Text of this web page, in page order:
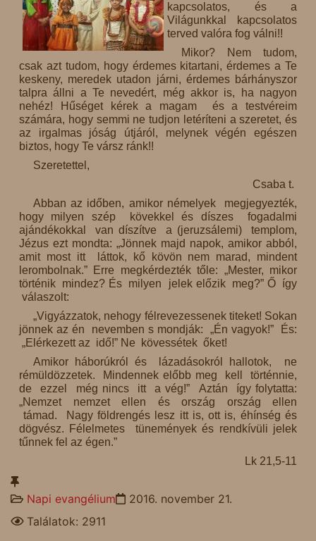
kapcsolatos, és a
Világunkkal kapcsolatos
terved valóra fog válni!!
Mikor? Nem tudom,
csak azt tudom, hogy érdemes kitartani, érdemes a Te
keskeny, meredek utadon járni, érdemes bárhányszor
talpra állni a Te nevedért, még akkor is, ha nagyon
nehéz! Hűséget kérek a magam és a testvéreim
számára, hogy semmi ne tudjon letéríteni a szeretet, és
az irgalmas jóság útjáról, melynek végén egészen
biztos, hogy Te vársz ránk!!
Szeretettel,
Csaba t.
Abban az időben, amikor némelyek megjegyezték,
hogy milyen szép kövekkel és díszes fogadalmi
ajándékokkal van díszítve a (jeruzsálemi) templom,
Jézus ezt mondta: „Jönnek majd napok, amikor abból,
amit most itt láttok, kő kövön nem marad, mindent
lerombolnak.” Erre megkérdezték tőle: „Mester, mikor
történik mindez? És milyen jelek előzik meg?” Ő így
válaszolt:
„Vigyázzatok, nehogy félrevezessenek titeket! Sokan
jönnek az én nevemben s mondják: „Én vagyok!” És:
„Elérkezett az idő!” Ne kövessétek őket!
Amikor háborúkról és lázadásokról hallotok, ne
rémüldözzetek. Mindennek előbb meg kell történnie,
de ezzel még nincs itt a vég!” Aztán így folytatta:
„Nemzet nemzet ellen és ország ország ellen
támad. Nagy földrengés lesz itt is, ott is, éhínség és
dögvész. Félelmetes tünemények és rendkívüli jelek
tűnnek fel az égen.”
Lk 21,5-11
Napi evangélium
2016. november 21.
Találatok: 2911